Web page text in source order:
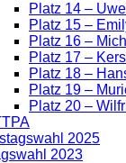
Platz 14 –
Platz 15 –
Platz 16 –
Platz 17 –
Platz 18 –
Platz 19 –
Platz 20 –
2025
2023